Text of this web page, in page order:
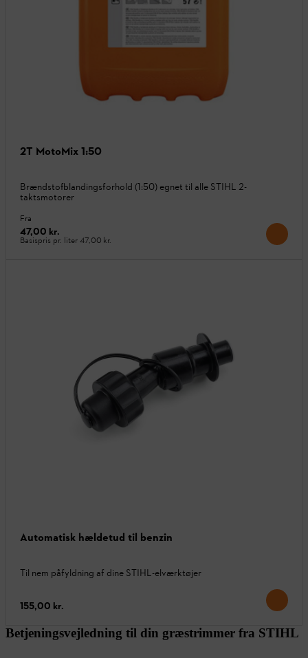
2T MotoMix 1:50
Brændstofblandingsforhold (1:50) egnet til alle STIHL 2-
taktsmotorer
Fra
47,00 kr.
Basispris pr. liter47,00 kr.
Automatisk hældetud til benzin
Til nem påfyldning af dine STIHL-elværktøjer
155,00 kr.
Betjeningsvejledning til din græstrimmer fra STIHL